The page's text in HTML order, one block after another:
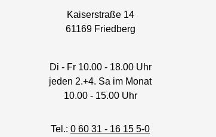
Kaiserstraße 14
61169 Friedberg
Di - Fr 10.00 - 18.00 Uhr
jeden 2.+4. Sa im Monat
10.00 - 15.00 Uhr
Tel.: 0 60 31 - 16 15 5-0